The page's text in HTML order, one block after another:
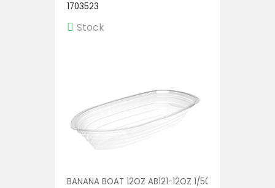
1703523
Stock
BANANA BOAT 12OZ AB121-12OZ 1/500